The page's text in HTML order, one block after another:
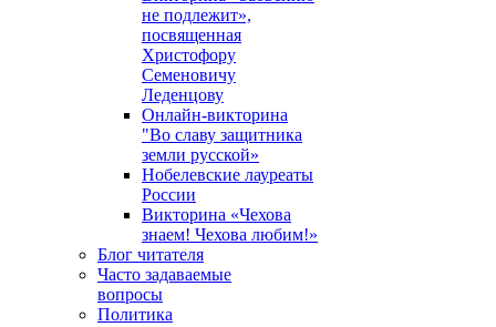
не подлежит»,
посвященная
Христофору
Семеновичу
Леденцову
Онлайн-викторина
"Во славу защитника
земли русской»
Нобелевские лауреаты
России
Викторина «Чехова
знаем! Чехова любим!»
Блог читателя
Часто задаваемые
вопросы
Политика